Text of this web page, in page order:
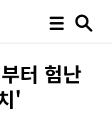
터 험난
'